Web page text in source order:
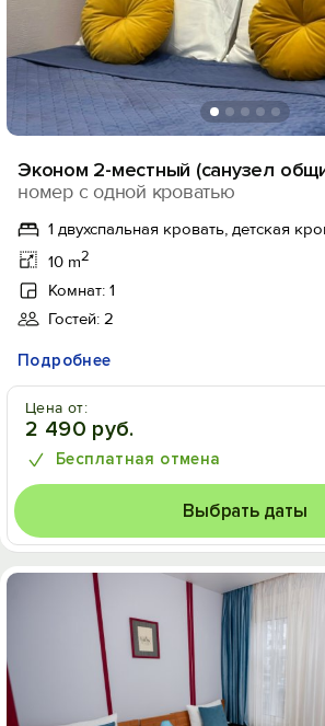
Эконом 2-местный (санузел
номер с одной кроватью
1 двухспальная кровать, детская
10 m2
Комнат: 1
Гостей: 2
Подробнее
Цена от:
2 490 руб.
Бесплатная отмена
Выбрать даты